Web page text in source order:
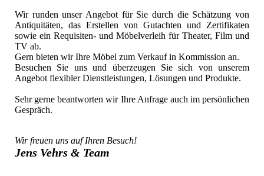
Wir runden unser Angebot für Sie durch die Schätzung von
Antiquitäten, das Erstellen von Gutachten und Zertifikaten
sowie ein Requisiten- und Möbelverleih für Theater, Film und
TV ab.
Gern bieten wir Ihre Möbel zum Verkauf in Kommission an.
Besuchen Sie uns und überzeugen Sie sich von unserem
Angebot flexibler Dienstleistungen, Lösungen und Produkte.
Sehr gerne beantworten wir Ihre Anfrage auch im persönlichen
Gespräch.
Wir freuen uns auf Ihren Besuch!
Jens Vehrs & Team